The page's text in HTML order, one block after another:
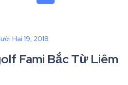
Hai 19, 2018
Fami Bắc Từ Liêm